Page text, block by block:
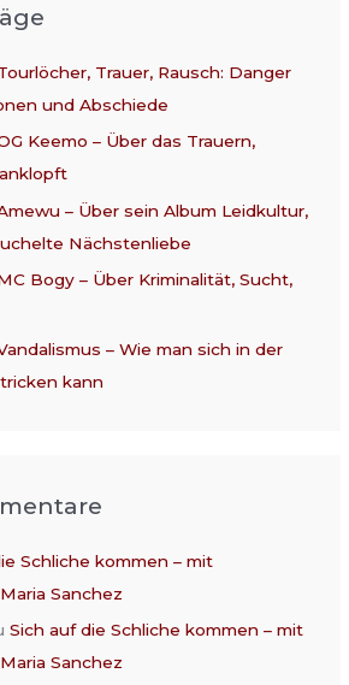
Trauer, Rausch: Danger
und Abschiede
Keemo – Über das Trauern,
– Über sein Album Leidkultur,
Nächstenliebe
Bogy – Über Kriminalität, Sucht,
– Wie man sich in der
kann
Schliche kommen – mit
Sanchez
Sich auf die Schliche kommen – mit
Sanchez